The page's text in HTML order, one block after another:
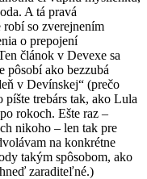
A tá pravá
so zverejnením
o prepojení
článok v Devexe sa
pôsobí ako bezzubá
v Devínskej“ (prečo
píšte trebárs tak, ako Lula
rokoch. Ešte raz –
nikoho – len tak pre
na konkrétne
takým spôsobom, ako
zaraditeľné.)